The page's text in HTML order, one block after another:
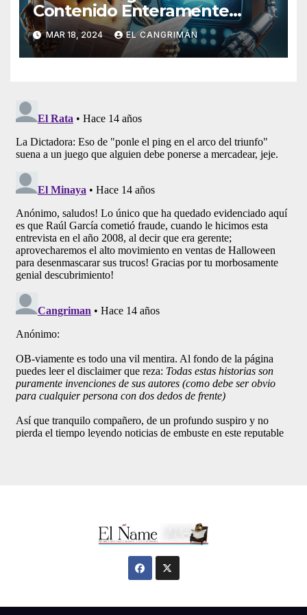
Contenido Enteramente
Generado Por Inteligencia
Artificial
MAR 18, 2024 EL CANGRIMÁN